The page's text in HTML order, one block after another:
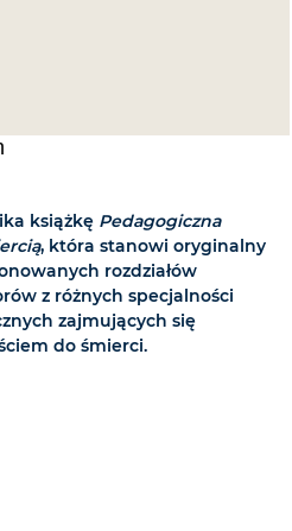
książkę Pedagogiczna
, która stanowi oryginalny
rozdziałów
z różnych specjalności
zajmujących się
do śmierci.